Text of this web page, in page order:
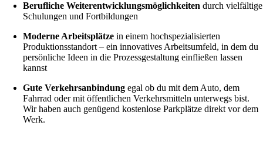
Berufliche Weiterentwicklungsmöglichkeiten durch vielfältige
Schulungen und Fortbildungen
Moderne Arbeitsplätze in einem hochspezialisierten
Produktionsstandort – ein innovatives Arbeitsumfeld, in dem du
persönliche Ideen in die Prozessgestaltung einfließen lassen
kannst
Gute Verkehrsanbindung egal ob du mit dem Auto, dem
Fahrrad oder mit öffentlichen Verkehrsmitteln unterwegs bist.
Wir haben auch genügend kostenlose Parkplätze direkt vor dem
Werk.